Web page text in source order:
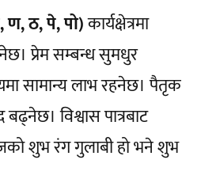
ण, ठ, पे, पो)कार्यक्षेत्रमा
प्रेम सम्बन्ध सुमधुर
सामान्य लाभ रहनेछ। पैतृक
विश्वास पात्रबाट
शुभ रंग गुलाबी हो भने शुभ